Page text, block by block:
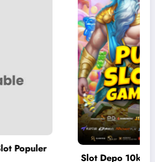
10k: Pilihan Slot Gacor Depo